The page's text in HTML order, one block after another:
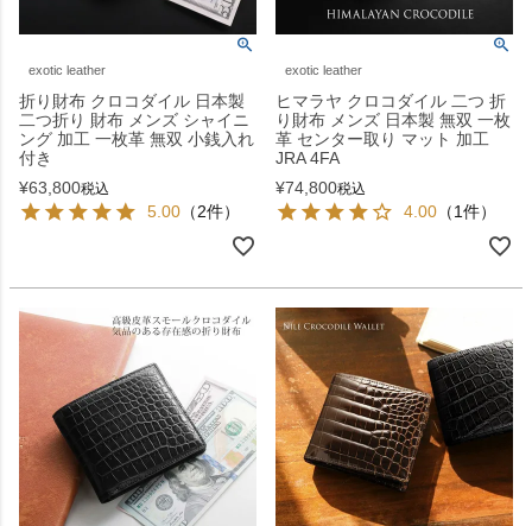
exotic leather
折り財布 クロコダイル 日本製
二つ折り 財布 メンズ シャイニ
ング 加工 一枚革 無双 小銭入れ
付き
¥63,800税込
5.00 （2件）
exotic leather
ヒマラヤ クロコダイル 二つ 折
り財布 メンズ 日本製 無双 一枚
革 センター取り マット 加工
JRA 4FA
¥74,800税込
4.00 （1件）